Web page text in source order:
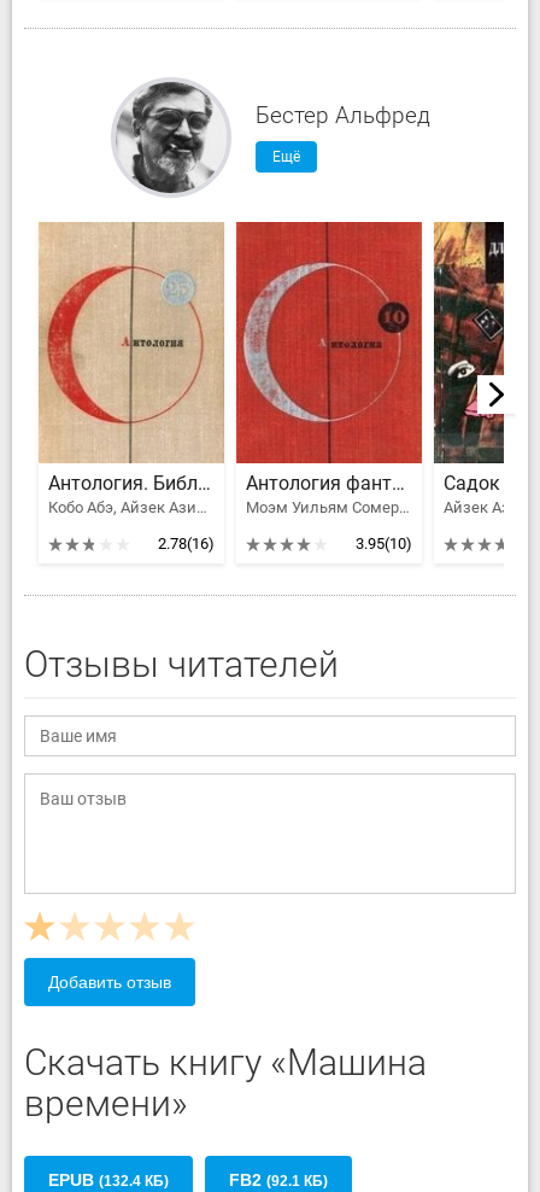
Бестер Альфред
Ещё
Антология. Библиотека современной фантастики. Том 25
Кобо Абэ, Айзек Азимов, Аркадий и Борис Стругацкие, Брэдбери Рэй Дуглас, Ефремов Иван Антонович, Гаррисон Гарри, Бестер Альфред, Конан Дойл Артур Игнатиус, Роберт Шекли, Пьер Буль, Воннегут Курт, Уиндем Джон Паркс Лукас Бейнон Харрис, Савченко Владимир Иванович
2.78(16)
Антология фантастических рассказов
Моэм Уильям Сомерсет, Гаррисон Гарри, Рассел Эрик Фрэнк, Вилсон Фрэнсис Пол, Бестер Альфред, Андерсон Пол Уильям, Браун Фредерик, Тенн Уильям, Сильверберг Роберт, Каттнер Генри, Кингсли Эмис, Биггл-младший Ллойд, Ганн Джеймс, Чандлер Бертрам, Дэниел Киз, Томас Теодор Л., Крэйн Роберт, Сент-Клэр Маргарет, Элби Джордж Самвер, Джоунс Рэймонд Ф., Куросака Боб
3.95(10)
Отзывы читателей
Добавить отзыв
Скачать книгу «Машина
времени»
EPUB (132.4 КБ) FB2 (92.1 КБ)